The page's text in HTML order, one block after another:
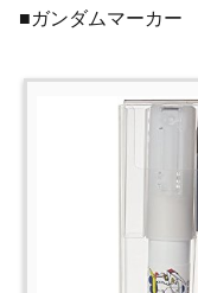
■ガンダムマーカー